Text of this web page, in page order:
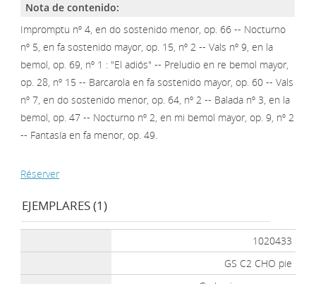
Nota de contenido:
Impromptu nº 4, en do sostenido menor, op. 66 -- Nocturno
nº 5, en fa sostenido mayor, op. 15, nº 2 -- Vals nº 9, en la
bemol, op. 69, nº 1 : "El adiós" -- Preludio en re bemol mayor,
op. 28, nº 15 -- Barcarola en fa sostenido mayor, op. 60 -- Vals
nº 7, en do sostenido menor, op. 64, nº 2 -- Balada nº 3, en la
bemol, op. 47 -- Nocturno nº 2, en mi bemol mayor, op. 9, nº 2
-- Fantasía en fa menor, op. 49.
Réserver
EJEMPLARES (1)
1020433
GS C2 CHO pie